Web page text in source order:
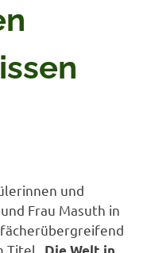
und
Frau Masuth in
„